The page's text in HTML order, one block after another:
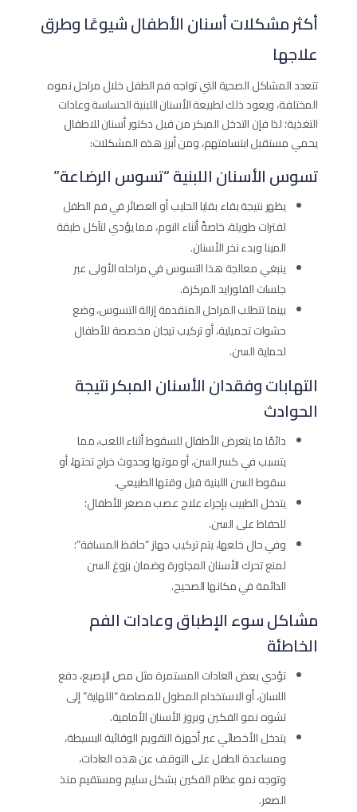
أكثر مشكلات أسنان الأطفال شيوعًا وطرق
علاجها
تتعدد المشاكل الصحية التي تواجه فم الطفل خلال مراحل نموه
المختلفة، ويعود ذلك لطبيعة الأسنان اللبنية الحساسة وعادات
التغذية؛ لذا فإن التدخل المبكر من قبل دكتور أسنان للاطفال
يحمي مستقبل ابتسامتهم، ومن أبرز هذه المشكلات:
تسوس الأسنان اللبنية “تسوس الرضاعة”
يظهر نتيجة بقاء بقايا الحليب أو العصائر في فم الطفل
لفترات طويلة، خاصةً أثناء النوم، مما يؤدي لتآكل طبقة
المينا وبدء نخر الأسنان.
ينبغي معالجة هذا التسوس في مراحله الأولى عبر
جلسات الفلورايد المركزة.
بينما تتطلب المراحل المتقدمة إزالة التسوس، وضع
حشوات تجميلية، أو تركيب تيجان مخصصة للأطفال
لحماية السن.
التهابات وفقدان الأسنان المبكر نتيجة
الحوادث
دائمًا ما يتعرض الأطفال للسقوط أثناء اللعب، مما
يتسبب في كسر السن، أو موتها وحدوث خراج تحتها، أو
سقوط السن اللبنية قبل وقتها الطبيعي.
يتدخل الطبيب بإجراء علاج عصب مصغر للأطفال؛
للحفاظ على السن.
وفي حال خلعها، يتم تركيب جهاز “حافظ المسافة”؛
لمنع تحرك الأسنان المجاورة وضمان بزوغ السن
الدائمة في مكانها الصحيح.
مشاكل سوء الإطباق وعادات الفم
الخاطئة
تؤدي بعض العادات المستمرة مثل مص الإصبع، دفع
اللسان، أو الاستخدام المطول للمصاصة “اللهاية” إلى
تشوه نمو الفكين وبروز الأسنان الأمامية.
يتدخل الأخصائي عبر أجهزة التقويم الوقائية البسيطة،
ومساعدة الطفل على التوقف عن هذه العادات،
وتوجه نمو عظام الفكين بشكل سليم ومستقيم منذ
الصغر.